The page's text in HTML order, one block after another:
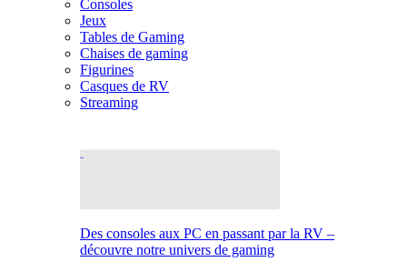
Consoles
Jeux
Tables de Gaming
Chaises de gaming
Figurines
Casques de RV
Streaming
Des consoles aux PC en passant par la RV –
découvre notre univers de gaming